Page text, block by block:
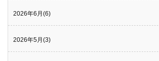
2026年6月(6)
2026年5月(3)